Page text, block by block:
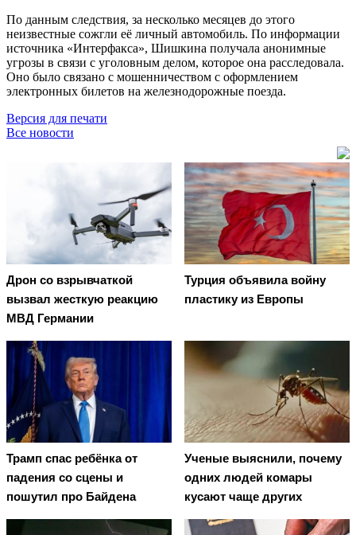
По данным следствия, за несколько месяцев до этого
неизвестные сожгли её личный автомобиль. По информации
источника «Интерфакса», Шишкина получала анонимные
угрозы в связи с уголовным делом, которое она расследовала.
Оно было связано с мошенничеством с оформлением
электронных билетов на железнодорожные поезда.
Версия для печати
Все новости
Дрон со взрывчаткой
вызвал жесткую реакцию
МВД Германии
Турция объявила войну
пластику из Европы
Трамп спас ребёнка от
падения со сцены и
пошутил про Байдена
Ученые выяснили, почему
одних людей комары
кусают чаще других